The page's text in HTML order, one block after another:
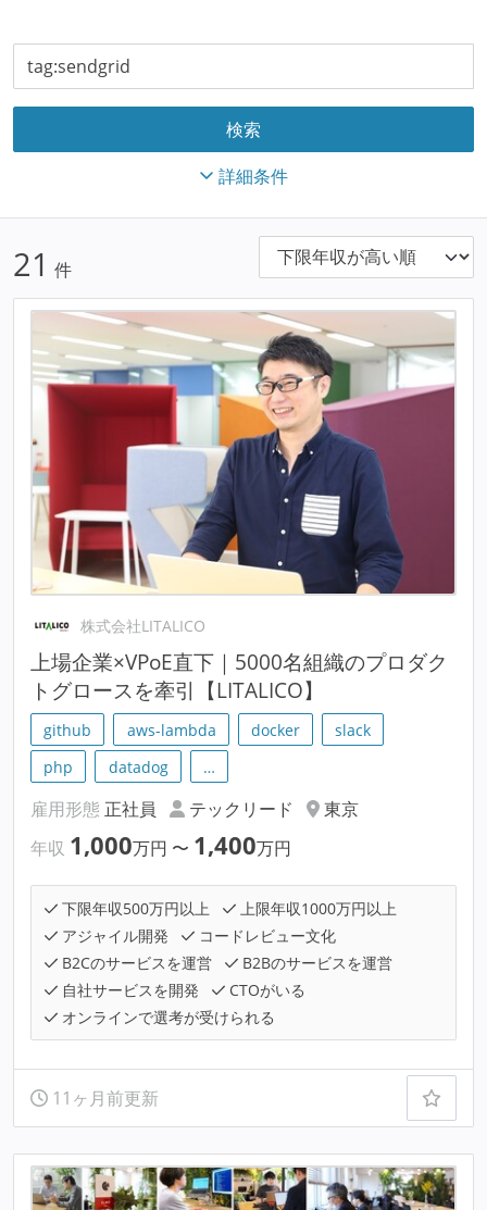
詳細条件
21 件
株式会社LITALICO
上場企業×VPoE直下｜5000名組織のプロダク
トグロースを牽引【LITALICO】
github aws-lambda docker
slack
php
datadog …
雇用形態 正社員 テックリード
東京
年収 1,000万円 〜 1,400万円
下限年収500万円以上
上限年収1000万円以上
アジャイル開発
コードレビュー文化
B2Cのサービスを運営
B2Bのサービスを運営
自社サービスを開発
CTOがいる
オンラインで選考が受けられる
11ヶ月前更新